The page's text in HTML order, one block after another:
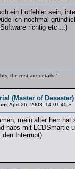
ein Lötfehler sein,
ich nochmal
richtig etc ...)
the rest are details."
(Master of Desaster)
April 26, 2003, 14:01:40 »
mein alter herr
habs mit LCDSmartie
Interrupt)